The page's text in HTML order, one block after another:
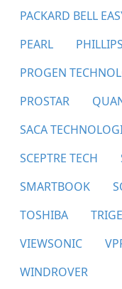
PACKARD BELL
PEARL
PHILLIPS
PROGEN
PROSTAR
SACA
SCEPTRE TECH
SMARTBOOK
TOSHIBA
VIEWSONIC
WINDROVER